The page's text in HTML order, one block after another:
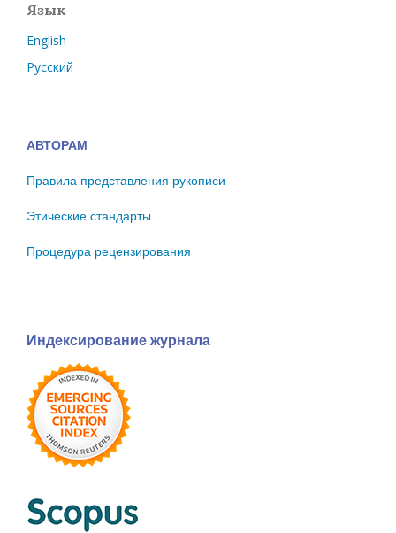
Язык
English
Русский
АВТОРАМ
Правила представления рукописи
Этические стандарты
Процедура рецензирования
Индексирование журнала